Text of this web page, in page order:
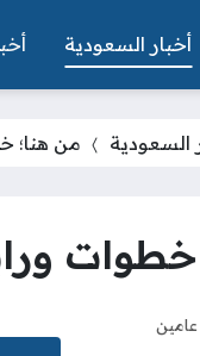
أخبار السعودية
السعودية من هنا؛
خطوات